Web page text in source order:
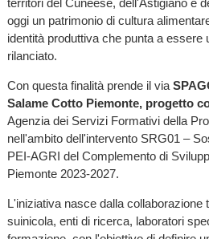
territori del Cuneese, dell'Astigiano e
oggi un patrimonio di cultura
identità produttiva che punta a essere
rilanciato.
Con questa finalità prende il via
Salame Cotto Piemonte, progetto
Agenzia dei Servizi Formativi della
nell'ambito dell'intervento SRG01 –
PEI-AGRI del Complemento di
Piemonte 2023-2027.
L'iniziativa nasce dalla collaborazione
suinicola, enti di ricerca, laboratori